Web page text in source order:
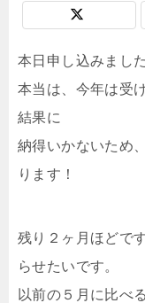
本日申し込みまし
本当は、今年は受
結果に
納得いかないため
ります！
残り２ヶ月ほどで
らせたいです。
以前の５月に比べ